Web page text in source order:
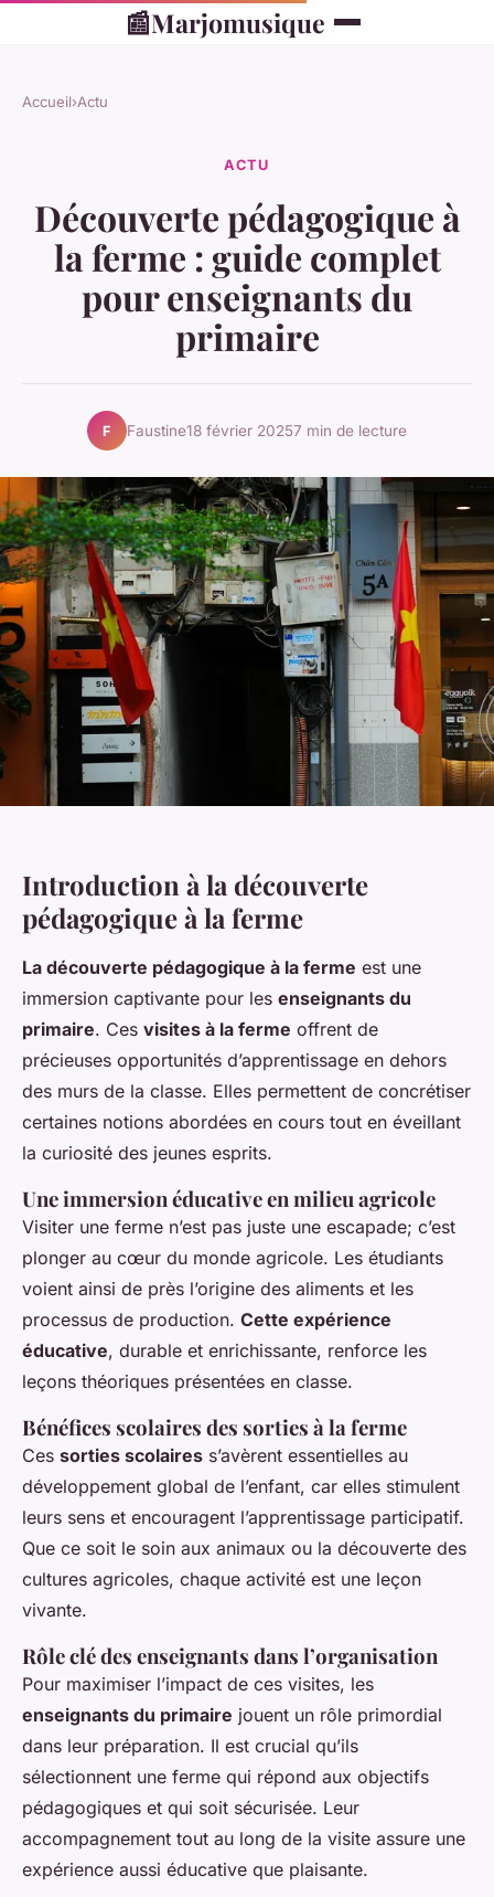
📰Marjomusique
Accueil›Actu
ACTU
Découverte pédagogique à
la ferme : guide complet
pour enseignants du
primaire
F Faustine18 février 20257 min de lecture
Introduction à la découverte
pédagogique à la ferme
La découverte pédagogique à la ferme est une
immersion captivante pour les enseignants du
primaire. Ces visites à la ferme offrent de
précieuses opportunités d’apprentissage en dehors
des murs de la classe. Elles permettent de concrétiser
certaines notions abordées en cours tout en éveillant
la curiosité des jeunes esprits.
Une immersion éducative en milieu agricole
Visiter une ferme n’est pas juste une escapade; c’est
plonger au cœur du monde agricole. Les étudiants
voient ainsi de près l’origine des aliments et les
processus de production. Cette expérience
éducative, durable et enrichissante, renforce les
leçons théoriques présentées en classe.
Bénéfices scolaires des sorties à la ferme
Ces sorties scolaires s’avèrent essentielles au
développement global de l’enfant, car elles stimulent
leurs sens et encouragent l’apprentissage participatif.
Que ce soit le soin aux animaux ou la découverte des
cultures agricoles, chaque activité est une leçon
vivante.
Rôle clé des enseignants dans l’organisation
Pour maximiser l’impact de ces visites, les
enseignants du primaire jouent un rôle primordial
dans leur préparation. Il est crucial qu’ils
sélectionnent une ferme qui répond aux objectifs
pédagogiques et qui soit sécurisée. Leur
accompagnement tout au long de la visite assure une
expérience aussi éducative que plaisante.